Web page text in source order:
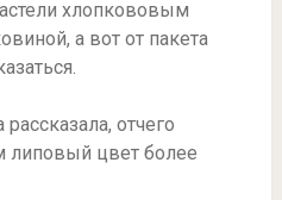
хлопкововым
а вот от пакета